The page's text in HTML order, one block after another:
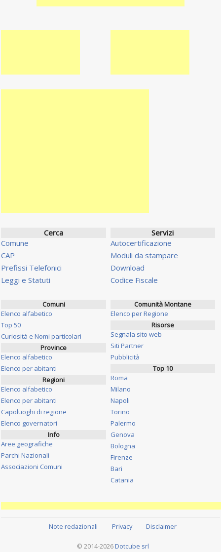
Cerca
Comune
CAP
Prefissi Telefonici
Leggi e Statuti
Servizi
Autocertificazione
Moduli da stampare
Download
Codice Fiscale
Comuni
Elenco alfabetico
Top 50
Curiosità e Nomi particolari
Province
Elenco alfabetico
Elenco per abitanti
Regioni
Elenco alfabetico
Elenco per abitanti
Capoluoghi di regione
Elenco governatori
Info
Aree geografiche
Parchi Nazionali
Associazioni Comuni
Comunità Montane
Elenco per Regione
Risorse
Segnala sito web
Siti Partner
Pubblicità
Top 10
Roma
Milano
Napoli
Torino
Palermo
Genova
Bologna
Firenze
Bari
Catania
Note redazionali Privacy Disclaimer
© 2014-2026 Dotcube srl